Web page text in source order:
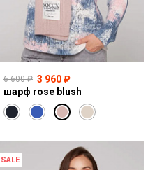
6 600 ₽ 3 960 ₽
шарф rose blush
SALE